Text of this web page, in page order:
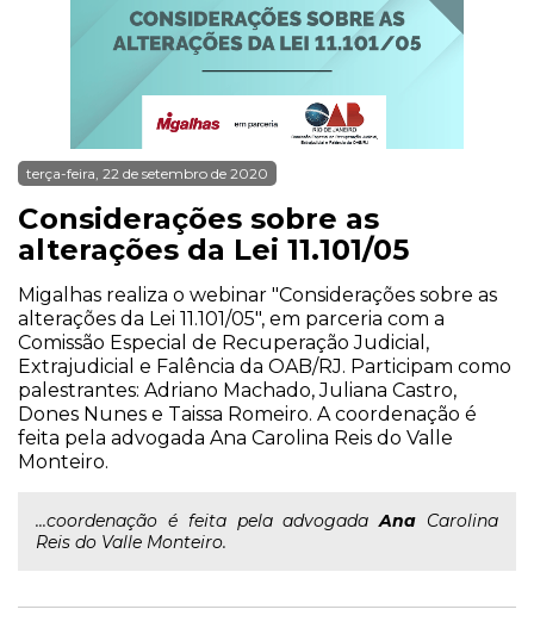
terça-feira, 22 de setembro de 2020
Considerações sobre as
alterações da Lei 11.101/05
Migalhas realiza o webinar "Considerações sobre as
alterações da Lei 11.101/05", em parceria com a
Comissão Especial de Recuperação Judicial,
Extrajudicial e Falência da OAB/RJ. Participam como
palestrantes: Adriano Machado, Juliana Castro,
Dones Nunes e Taissa Romeiro. A coordenação é
feita pela advogada Ana Carolina Reis do Valle
Monteiro.
...coordenação é feita pela advogadaAna Carolina
Reis do Valle Monteiro.